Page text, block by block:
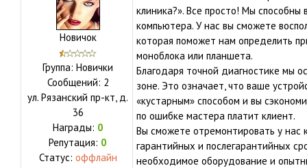
Новичок
Группа: Новички
Сообщений: 2
ул. Рязанский пр-кт, д.
36
Награды: 0
Репутация: 0
Статус: оффлайн
клиника?». Все просто! Мы
компьютера. У нас вы сможете
которая поможет нам определить
моноблока или планшета.
Благодаря точной диагностике мы
зоне. Это означает, что ваше
«кустарным» способом и вы
по ошибке мастера платит клиент.
Вы сможете отремонтировать у
гарантийных и послегарантийных
необходимое оборудование и